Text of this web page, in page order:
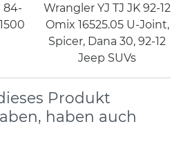
84-
Wrangler YJ TJ JK 92-12
Omix 16525.05 U-Joint,
Spicer, Dana 30, 92-12
Jeep SUVs
Produkt
haben auch